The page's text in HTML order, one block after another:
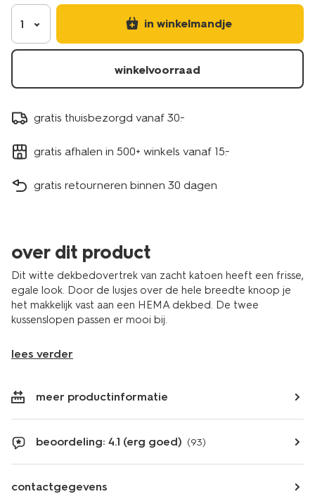
1 in winkelmandje
winkelvoorraad
gratis thuisbezorgd vanaf 30.-
gratis afhalen in 500+ winkels vanaf 15.-
gratis retourneren binnen 30 dagen
over dit product
Dit witte dekbedovertrek van zacht katoen heeft een frisse,
egale look. Door de lusjes over de hele breedte knoop je
het makkelijk vast aan een HEMA dekbed. De twee
kussenslopen passen er mooi bij.
lees verder
meer productinformatie
beoordeling: 4.1 (erg goed) (93)
contactgegevens